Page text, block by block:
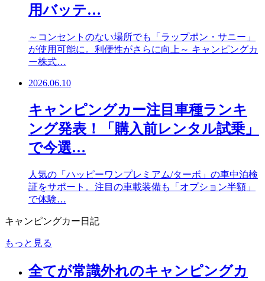
用バッテ…
～コンセントのない場所でも「ラップポン・サニー」
が使用可能に。利便性がさらに向上～ キャンピングカ
ー株式…
2026.06.10
キャンピングカー注目車種ランキ
ング発表！「購入前レンタル試乗」
で今選…
人気の「ハッピーワンプレミアム/ターボ」の車中泊検
証をサポート。注目の車載装備も「オプション半額」
で体験…
キャンピングカー日記
もっと見る
全てが常識外れのキャンピングカ